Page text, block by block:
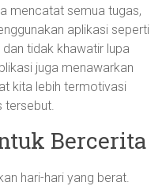
mencatat semua tugas,
aplikasi seperti
tidak khawatir lupa
juga menawarkan
kita lebih termotivasi
tersebut.
Bercerita
hari-hari yang berat.